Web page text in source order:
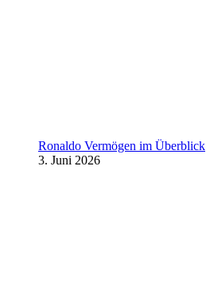
Ronaldo Vermögen im Überblick
3. Juni 2026